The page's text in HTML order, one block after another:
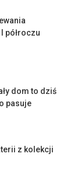
półroczu
dom to dziś
pasuje
z kolekcji